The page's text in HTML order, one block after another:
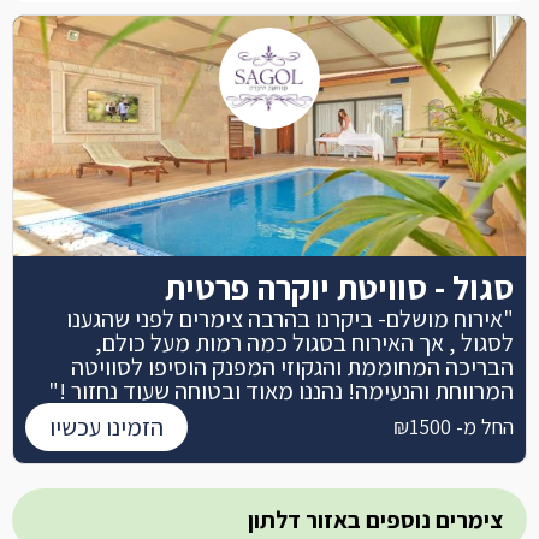
סגול - סוויטת יוקרה פרטית
"אירוח מושלם- ביקרנו בהרבה צימרים לפני שהגענו
לסגול , אך האירוח בסגול כמה רמות מעל כולם,
הבריכה המחוממת והגקוזי המפנק הוסיפו לסוויטה
המרווחת והנעימה! נהננו מאוד ובטוחה שעוד נחזור !"
החל מ- ₪1500 הזמינו עכשיו
צימרים נוספים באזור דלתון